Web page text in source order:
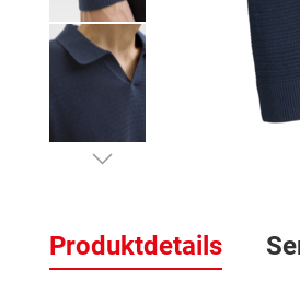
Bildergalerie
springen
Produktdetails